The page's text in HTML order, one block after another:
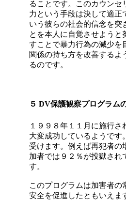
ることです。このカウン
力という手段は決して適正
いう彼らの社会的信念を突
とを本人に自覚させよう
すことで暴力行為の減少を
関係の持ち方を改善するよ
るのです。
５ DV保護観察プログラム
１９９８年１１月に施行
大変成功しているようです
受けます。例えば再犯者の
加者では９２％が投獄され
す。
このプログラムは加害者
安全を促進したともいえま